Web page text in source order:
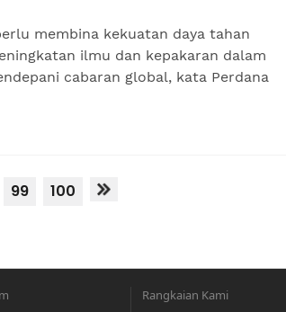
membina kekuatan daya tahan
ilmu dan kepakaran dalam
cabaran global, kata Perdana
99 100
Rangkaian Kami